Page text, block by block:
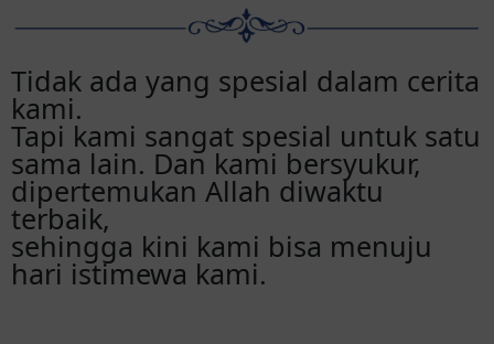
Tidak ada yang spesial dalam cerita
kami.
Tapi kami sangat spesial untuk satu
sama lain. Dan kami bersyukur,
dipertemukan Allah diwaktu
terbaik,
sehingga kini kami bisa menuju
hari istimewa kami.